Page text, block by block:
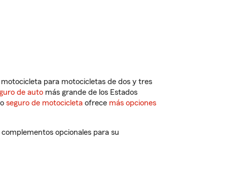
para motocicletas de dos y tres
de auto más grande de los Estados
seguro de motocicleta ofrece más opciones
opcionales para su